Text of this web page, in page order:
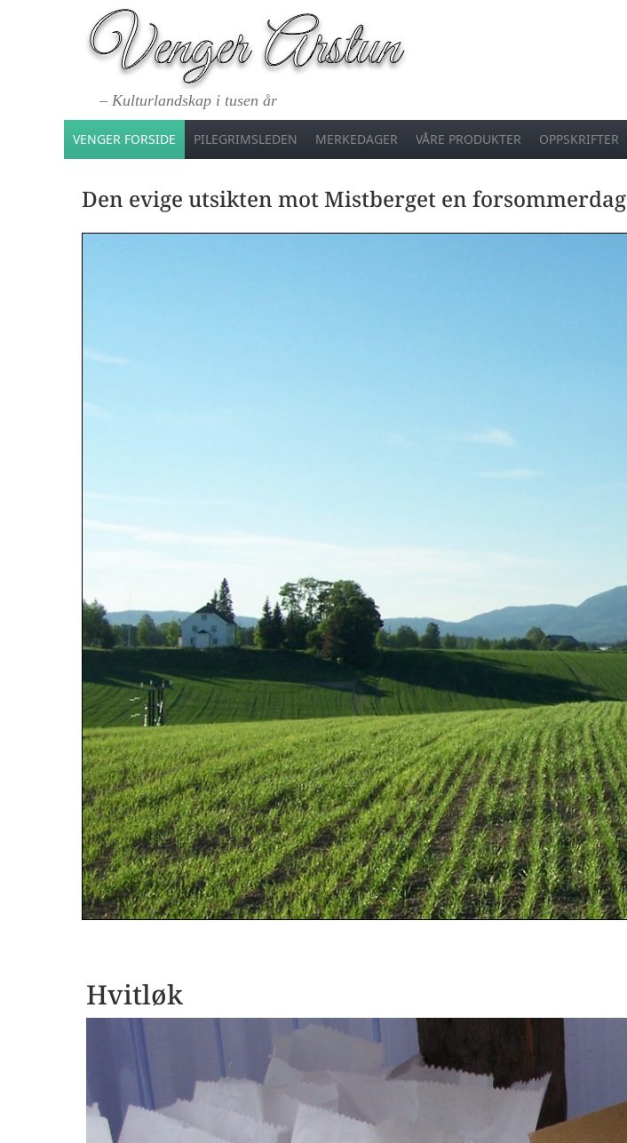
– Kulturlandskap i tusen år
VENGER FORSIDE PILEGRIMSLEDEN MERKEDAGER VÅRE PRODUKTER OPPSKRIFTER
Den evige utsikten mot Mistberget en forsommerdag
Hvitløk